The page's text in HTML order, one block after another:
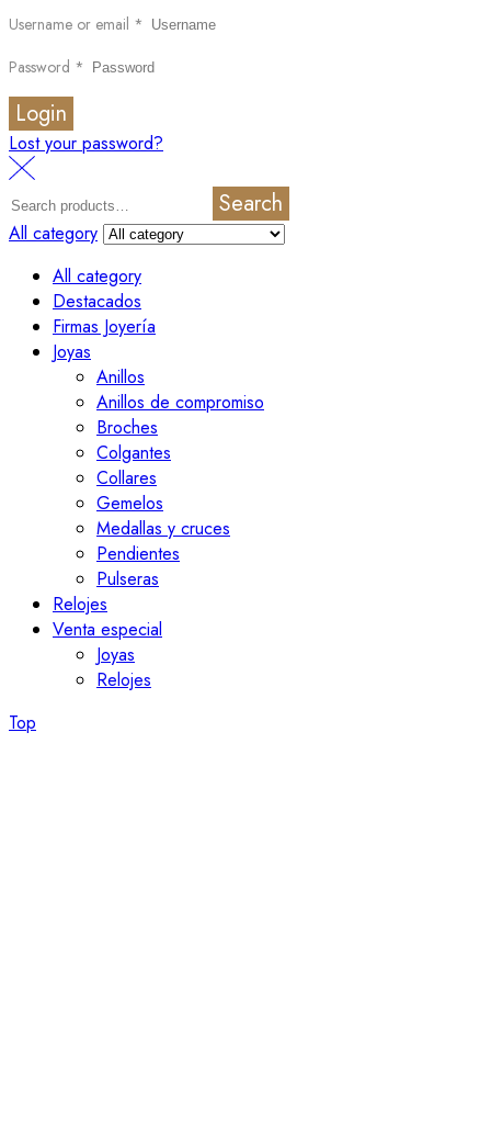
Username or email *
Password *
Login
Lost your password?
Search
All category
All category
Destacados
Firmas Joyería
Joyas
Anillos
Anillos de compromiso
Broches
Colgantes
Collares
Gemelos
Medallas y cruces
Pendientes
Pulseras
Relojes
Venta especial
Joyas
Relojes
Top